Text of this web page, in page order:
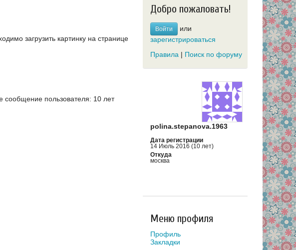
загрузить картинку на странице
сообщение пользователя: 10 лет
Добро пожаловать!
Войти
или
зарегистрироваться
Правила | Поиск по форуму
polina.stepanova.1963
Дата регистрации
14 Июль 2016 (10 лет)
Откуда
москва
Меню профиля
Профиль
Закладки